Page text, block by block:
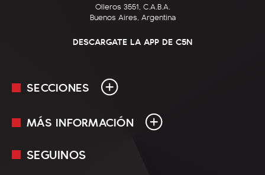
Olleros 3551, C.A.B.A.
Buenos Aires, Argentina
DESCARGATE LA APP DE C5N
SECCIONES
En Vivo
MÁS INFORMACIÓN
Mediakit
SEGUINOS